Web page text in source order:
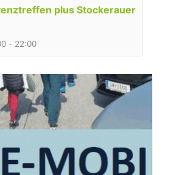
plus Stockerauer
- 22:00